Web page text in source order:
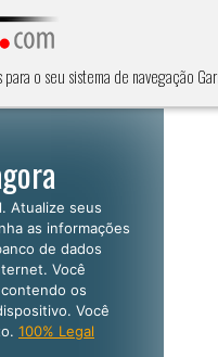
o seu sistema de navegação
Atualize seus
as informações
de dados
Você
os
Você
100% Legal